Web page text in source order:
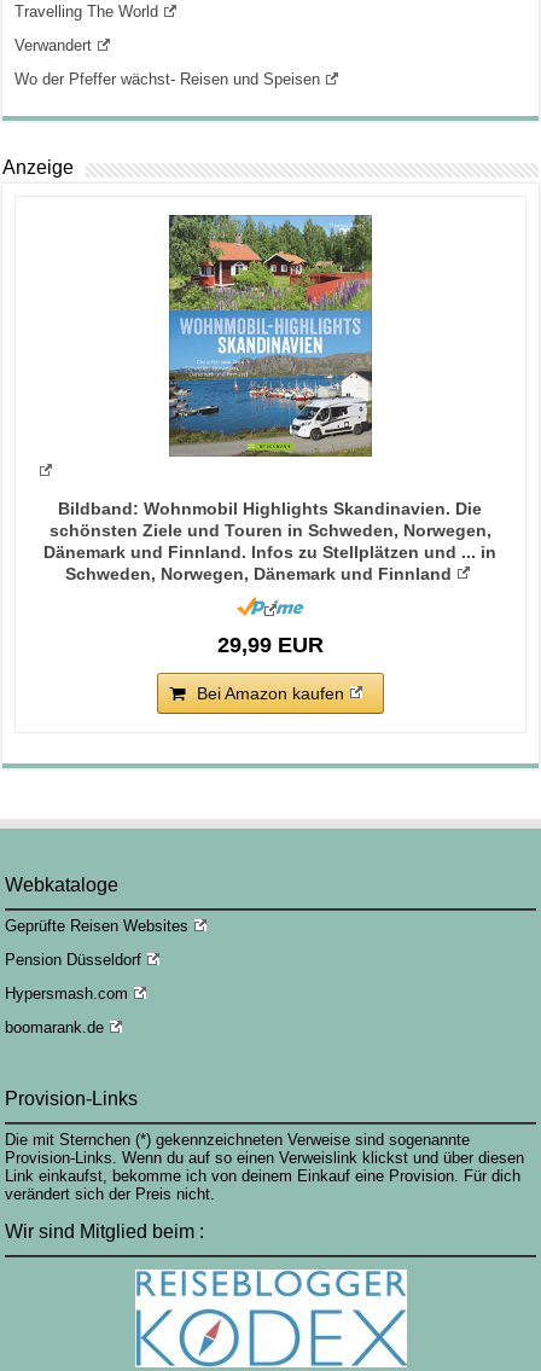
Travelling The World
Verwandert
Wo der Pfeffer wächst- Reisen und Speisen
Anzeige
Bildband: Wohnmobil Highlights Skandinavien. Die
schönsten Ziele und Touren in Schweden, Norwegen,
Dänemark und Finnland. Infos zu Stellplätzen und ... in
Schweden, Norwegen, Dänemark und Finnland
29,99 EUR
Bei Amazon kaufen
Webkataloge
Geprüfte Reisen Websites
Pension Düsseldorf
Hypersmash.com
boomarank.de
Provision-Links
Die mit Sternchen (*) gekennzeichneten Verweise sind sogenannte
Provision-Links. Wenn du auf so einen Verweislink klickst und über diesen
Link einkaufst, bekomme ich von deinem Einkauf eine Provision. Für dich
verändert sich der Preis nicht.
Wir sind Mitglied beim :